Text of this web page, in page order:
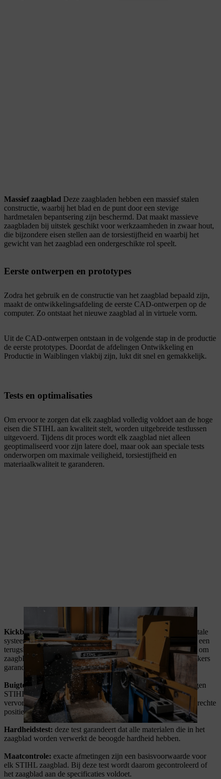
Massief zaagblad Deze zaagbladen hebben een massief stalen
constructie, waarbij het blad en de punt door een stevige
hardmetalen bepantsering zijn beschermd. Dat maakt massieve
zaagbladen bij uitstek geschikt voor werkzaamheden in zwaar hout,
die bijzondere eisen stellen aan de torsiestijfheid en waarbij het
gewicht van het zaagblad een ondergeschikte rol speelt.
Eerste ontwerpen en prototypes
Zodra het gebruik en de constructie van het zaagblad bepaald zijn,
maakt de ontwikkelingsafdeling de eerste CAD-ontwerpen op de
computer. Zo ontstaat het nieuwe zaagblad al in virtuele vorm.
Uit de CAD-ontwerpen ontstaan in de volgende stap in de productie
de eerste prototypes. Doordat de afdelingen Ontwikkeling en
Productie in Waiblingen vlakbij zijn, lukt dit snel en gemakkelijk.
Tests en optimalisaties
Om ervoor te zorgen dat elk zaagblad volledig voldoet aan de hoge
eisen die STIHL aan kwaliteit stelt, worden uitgebreide testlussen
uitgevoerd. Tijdens dit proces wordt elk zaagblad niet alleen
geoptimaliseerd voor zijn latere doel, maar ook aan speciale tests
onderworpen om maximale veiligheid, torsiestijfheid en
materiaalkwaliteit te garanderen.
De STIHL zaagbladen worden aan speciale tests onderworpen.
Kickbacktest:op de kickbacktestbank wordt getest hoe het totale
systeem van kettingzaag, zaagblad en ketting zich gedraagt bij een
terugslag. Deze gegevens worden gebruikt in de ontwikkeling om
zaagbladen te produceren die maximale veiligheid voor gebruikers
garanderen.
Buigtest:deze test keurt de stijfheid van het zaagblad. Zo mogen
STIHL zaagbladen bij hoge kracht in het hout weliswaar
vervormen, maar moeten daarna weer in hun oorspronkelijke, rechte
positie terugkomen.
Hardheidstest: deze test garandeert dat alle materialen die in het
zaagblad worden verwerkt de beoogde hardheid hebben.
Maatcontrole: exacte afmetingen zijn een basisvoorwaarde voor
elk STIHL zaagblad. Bij deze test wordt daarom gecontroleerd of
het zaagblad aan de specificaties voldoet.